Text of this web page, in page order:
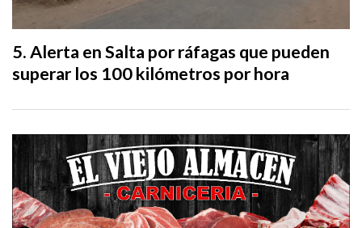
Alerta en Salta por ráfagas que pueden
superar los 100 kilómetros por hora